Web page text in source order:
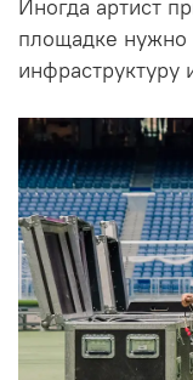
Иногда артист
площадке нужно
инфраструктуру